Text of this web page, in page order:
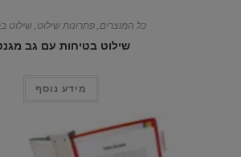
כל המוצרים,פתרונות שילוט,שילוט
שילוט בטיחות עם גב
מידע נוסף